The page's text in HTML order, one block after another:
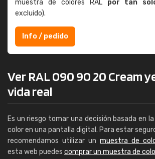
muestra de colores RAL por tan
excluido).
Info / pedido
Ver RAL 090 90 20 Cream
vida real
Es un riesgo tomar una decisión basada en
color en una pantalla digital. Para estar
recomendamos utilizar un muestra de
esta web puedes comprar un muestra de